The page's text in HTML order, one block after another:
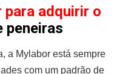
para adquirir o
peneiras
a Mylabor está sempre
com um padrão de